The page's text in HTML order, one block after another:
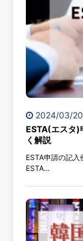
2024/03/20
ESTA(エスタ)
く解説
ESTA申請の記
ESTA...